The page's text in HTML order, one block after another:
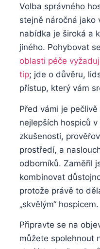
Volba správného
stejně náročná jako
nabídka je široká a
jiného. Pohybovat
oblasti péče
tip; jde o důvěru,
přístup, který vám
Před vámi je
nejlepších hospiců
zkušenosti,
prostředí, a
odborníků. Zaměřil
kombinovat
protože právě to
„skvělým“ hospicem.
Připravte se na
můžete spolehnout